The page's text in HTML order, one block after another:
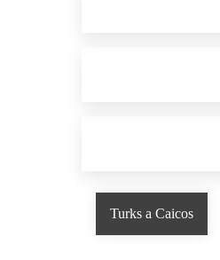
Turks a Caicos